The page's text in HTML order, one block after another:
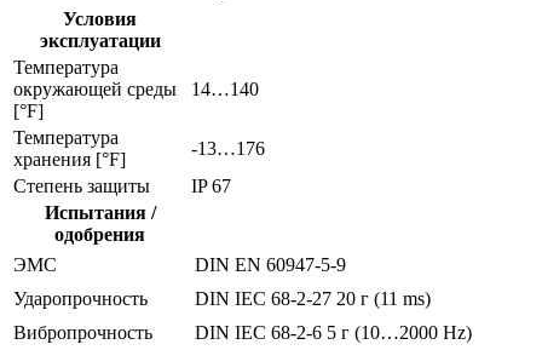
Условия
эксплуатации
Температура
окружающей среды
[°F]
14…140
Температура
хранения [°F]
-13…176
Степень защиты
IP 67
Испытания /
одобрения
ЭMC
DIN EN 60947-5-9
Ударопрочность
DIN IEC 68-2-27 20 г (11 ms)
Вибропрочность
DIN IEC 68-2-6 5 г (10…2000 Hz)